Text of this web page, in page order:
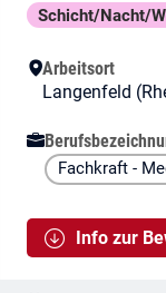
Besondere
Schicht/Nacht/
Arbeitsort
Langenfeld
Fachkraft -
Info zur